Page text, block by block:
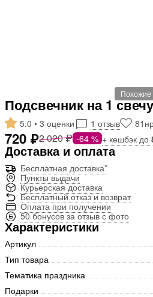
Подсвечник на 1
5.0 • 3 оценки 1 отзыв 81
2 020 ₽ -64 %
720 ₽ + кешбэк до
Доставка и оплата
Бесплатная доставка*
Пункты выдачи
Курьерская доставка
Бесплатный отказ и возврат
Оплата при получении
50 бонусов за отзыв с фото
Характеристики
Артикул
Тип товара
Тематика праздника
Подарки